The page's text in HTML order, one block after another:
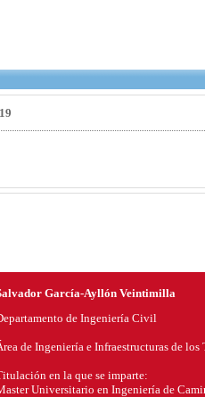
García-Ayllón Veintimilla
de Ingeniería Civil
de Ingeniería e Infraestructuras de los
en la que se imparte:
Universitario en Ingeniería de